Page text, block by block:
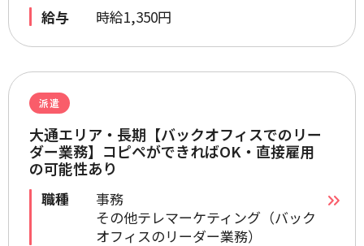
給与
時給1,350円
派遣
大通エリア・長期【バックオフィスでのリー
ダー業務】コピペができればOK・直接雇用
の可能性あり
職種
事務
その他テレマーケティング（バック
オフィスのリーダー業務）